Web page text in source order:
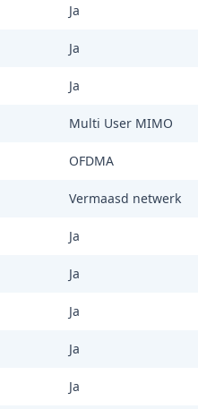
Ja
Ja
Ja
Multi User MIMO
OFDMA
Vermaasd netwerk
Ja
Ja
Ja
Ja
Ja